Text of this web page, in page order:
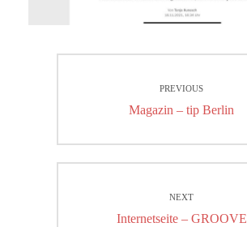
PREVIOUS
Previous
Magazin – tip Berlin
NEXT
Next
Internetseite – GROOVE